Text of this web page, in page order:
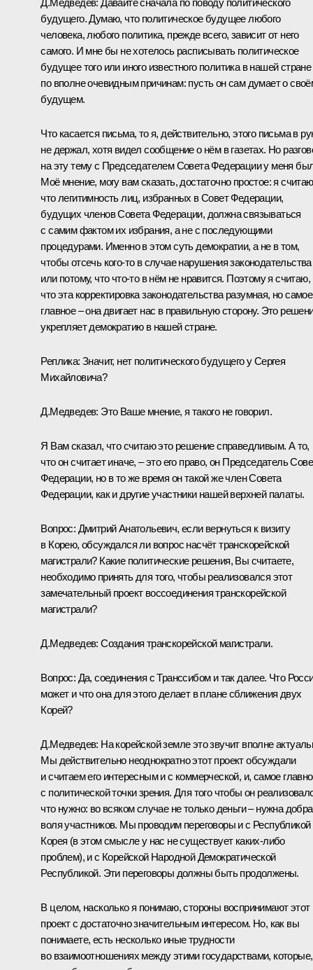
Д.Медведев: Давайте сначала по поводу политического
будущего. Думаю, что политическое будущее любого
человека, любого политика, прежде всего, зависит от него
самого. И мне бы не хотелось расписывать политическое
будущее того или иного известного политика в нашей стране
по вполне очевидным причинам: пусть он сам думает о
будущем.
Что касается письма, то я, действительно, этого письма в
не держал, хотя видел сообщение о нём в газетах. Но
на эту тему с Председателем Совета Федерации у меня
Моё мнение, могу вам сказать, достаточно простое: я
что легитимность лиц, избранных в Совет Федерации,
будущих членов Совета Федерации, должна связываться
с самим фактом их избрания, а не с последующими
процедурами. Именно в этом суть демократии, а не в том,
чтобы отсечь кого‑то в случае нарушения законодательства
или потому, что что‑то в нём не нравится. Поэтому я считаю,
что эта корректировка законодательства разумная, но самое
главное – она двигает нас в правильную сторону. Это
укрепляет демократию в нашей стране.
Реплика: Значит, нет политического будущего у Сергея
Михайловича?
Д.Медведев: Это Ваше мнение, я такого не говорил.
Я Вам сказал, что считаю это решение справедливым. А то,
что он считает иначе, – это его право, он Председатель
Федерации, но в то же время он такой же член Совета
Федерации, как и другие участники нашей верхней палаты.
Вопрос: Дмитрий Анатольевич, если вернуться к визиту
в Корею, обсуждался ли вопрос насчёт транскорейской
магистрали? Какие политические решения, Вы считаете,
необходимо принять для того, чтобы реализовался этот
замечательный проект воссоединения транскорейской
магистрали?
Д.Медведев:Создания транскорейской магистрали.
Вопрос: Да, соединения с Транссибом и так далее. Что
может и что она для этого делает в плане сближения двух
Корей?
Д.Медведев: На корейской земле это звучит вполне
Мы действительно неоднократно этот проект обсуждали
и считаем его интересным и с коммерческой, и, самое
с политической точки зрения. Для того чтобы он
что нужно: во всяком случае не только деньги – нужна
воля участников. Мы проводим переговоры и с Республикой
Корея (в этом смысле у нас не существует каких‑либо
проблем), и с Корейской Народной Демократической
Республикой. Эти переговоры должны быть продолжены.
В целом, насколько я понимаю, стороны воспринимают этот
проект с достаточно значительным интересом. Но, как вы
понимаете, есть несколько иные трудности
во взаимоотношениях между этими государствами, которые,